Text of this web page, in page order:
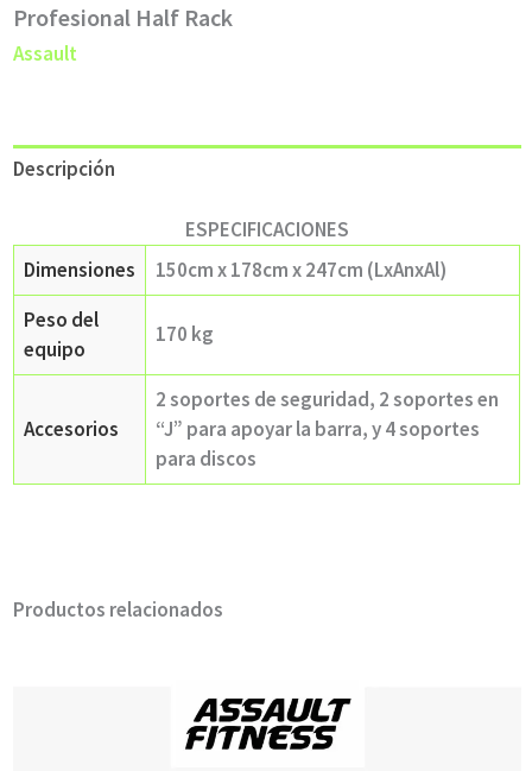
Profesional Half Rack
Assault
Descripción
ESPECIFICACIONES
Dimensiones
150cm x 178cm x 247cm (LxAnxAl)
Peso del
equipo
170 kg
Accesorios
2 soportes de seguridad, 2 soportes en
“J” para apoyar la barra, y 4 soportes
para discos
Productos relacionados